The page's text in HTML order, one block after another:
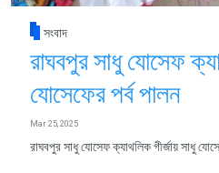
সংবাদ
রাঘবপুর সাধু যোসেফ
যোসেফের পর্ব পালন
Mar 25, 2025
রাঘবপুর সাধু যোসেফ ক্যাথলিক গীর্জায় সাধু